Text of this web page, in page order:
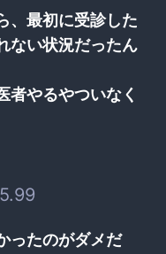
、最初に受診した
ない状況だったん
者やるやついなく
ったのがダメだ